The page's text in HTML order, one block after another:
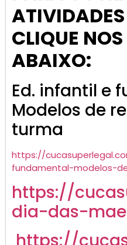
ATIVIDADES
CLIQUE
ABAIXO:
Ed. infantil e
Modelos de
turma
https://
fundamental-modelos-
https://
dia-das-